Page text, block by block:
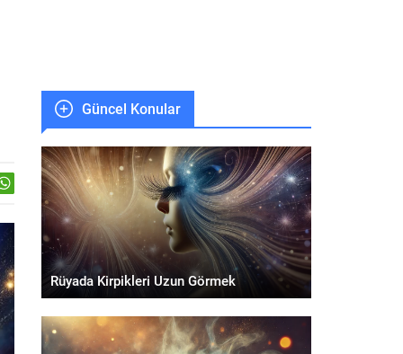
Güncel Konular
Rüyada Kirpikleri Uzun Görmek